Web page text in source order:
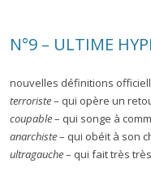
N°9 – ULTIME
nouvelles définitions
terroriste– qui opère un
coupable– qui songe à
anarchiste– qui obéit à son
ultragauche– qui fait très